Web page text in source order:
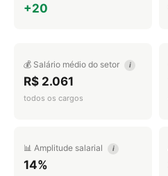
+20
💰 Salário médio do setor i
R$ 2.061
todos os cargos
📊 Amplitude salarial i
14%